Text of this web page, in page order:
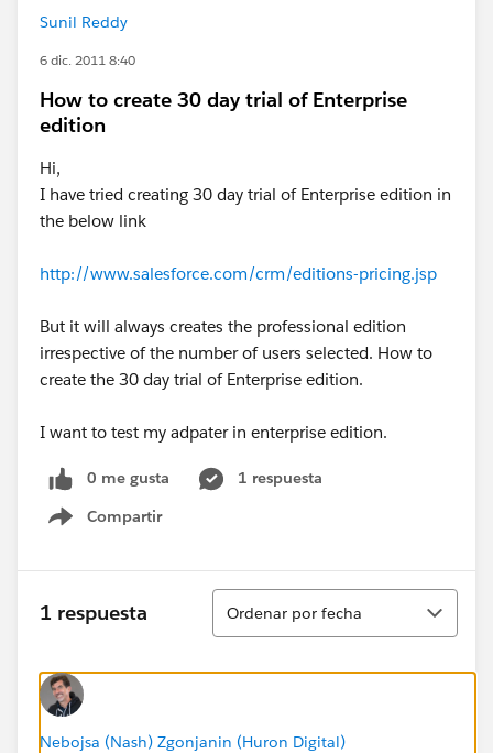
Sunil Reddy
6 dic. 2011 8:40
How to create 30 day trial of Enterprise
edition
Hi,
I have tried creating 30 day trial of Enterprise edition in
the below link
http://www.salesforce.com/crm/editions-pricing.jsp
But it will always creates the professional edition
irrespective of the number of users selected. How to
create the 30 day trial of Enterprise edition.
I want to test my adpater in enterprise edition.
0 me gusta
1 respuesta
Compartir
Show menu
1 respuesta
Ordenar
Ordenar por fecha
Nebojsa (Nash) Zgonjanin (Huron Digital)